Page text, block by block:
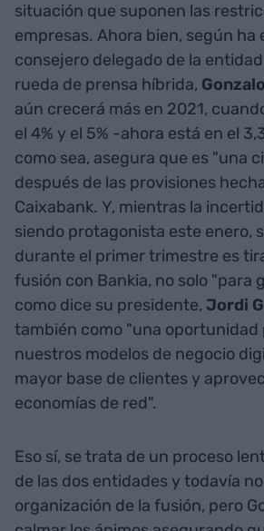
situación que suponen las
empresas. Ahora bien, según ha
consejero delegado de la
rueda de prensa híbrida,
aún crecerá más en 2021,
el 4% y el 5% -ahora está en el
como sea, asegura que es "una
después de las provisiones
Caixabank. Y, mientras la
siendo protagonista este enero,
durante el primer trimestre es
fusión con Bankia, no solo "para
como dice su presidente, Jordi
también como "una oportunidad
nuestros modelos de negocio
mayor base de clientes y
economías de red".
Eso sí, se trata de un proceso
de las dos entidades y todavía
organización de la fusión, pero